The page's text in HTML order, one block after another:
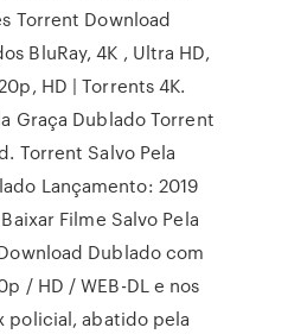
Torrent Download
BluRay, 4K , Ultra HD,
HD | Torrents 4K.
Graça Dublado Torrent
Torrent Salvo Pela
Lançamento: 2019
Filme Salvo Pela
Dublado com
/ HD / WEB-DL e nos
policial, abatido pela